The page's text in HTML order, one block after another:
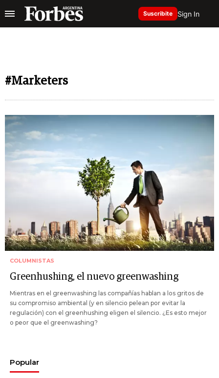
Suscribite Sign In
#Marketers
COLUMNISTAS
Greenhushing, el nuevo greenwashing
Mientras en el greenwashing las compañías hablan a los gritos de
su compromiso ambiental (y en silencio pelean por evitar la
regulación) con el greenhushing eligen el silencio. ¿Es esto mejor
o peor que el greenwashing?
Popular